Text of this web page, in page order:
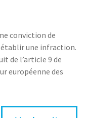
conviction de
une infraction.
de l’article 9 de
européenne des